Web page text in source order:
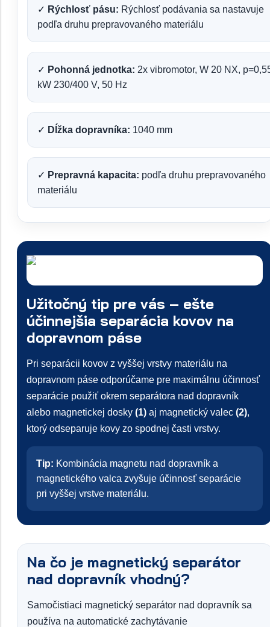
✓ Rýchlosť pásu: Rýchlosť podávania sa nastavuje
podľa druhu prepravovaného materiálu
✓ Pohonná jednotka: 2x vibromotor, W 20 NX,
kW 230/400 V, 50 Hz
✓ Dĺžka dopravníka: 1040 mm
✓ Prepravná kapacita: podľa druhu prepravovaného
materiálu
Užitočný tip pre vás – ešte
účinnejšia separácia kovov na
dopravnom páse
Pri separácii kovov z vyššej vrstvy materiálu na
dopravnom páse odporúčame pre maximálnu účinnosť
separácie použiť okrem separátora nad dopravník
alebo magnetickej dosky (1) aj magnetický valec (2),
ktorý odseparuje kovy zo spodnej časti vrstvy.
Tip: Kombinácia magnetu nad dopravník a
magnetického valca zvyšuje účinnosť separácie
pri vyššej vrstve materiálu.
Na čo je magnetický separátor
nad dopravník vhodný?
Samočistiaci magnetický separátor nad dopravník sa
používa na automatické zachytávanie